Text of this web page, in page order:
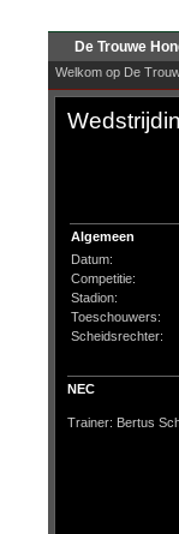
De Trouwe
Welkom op De
Algemeen
Datum:
Competitie:
Stadion:
Toeschouwers:
Scheidsrechter:
NEC
Trainer: Bertus